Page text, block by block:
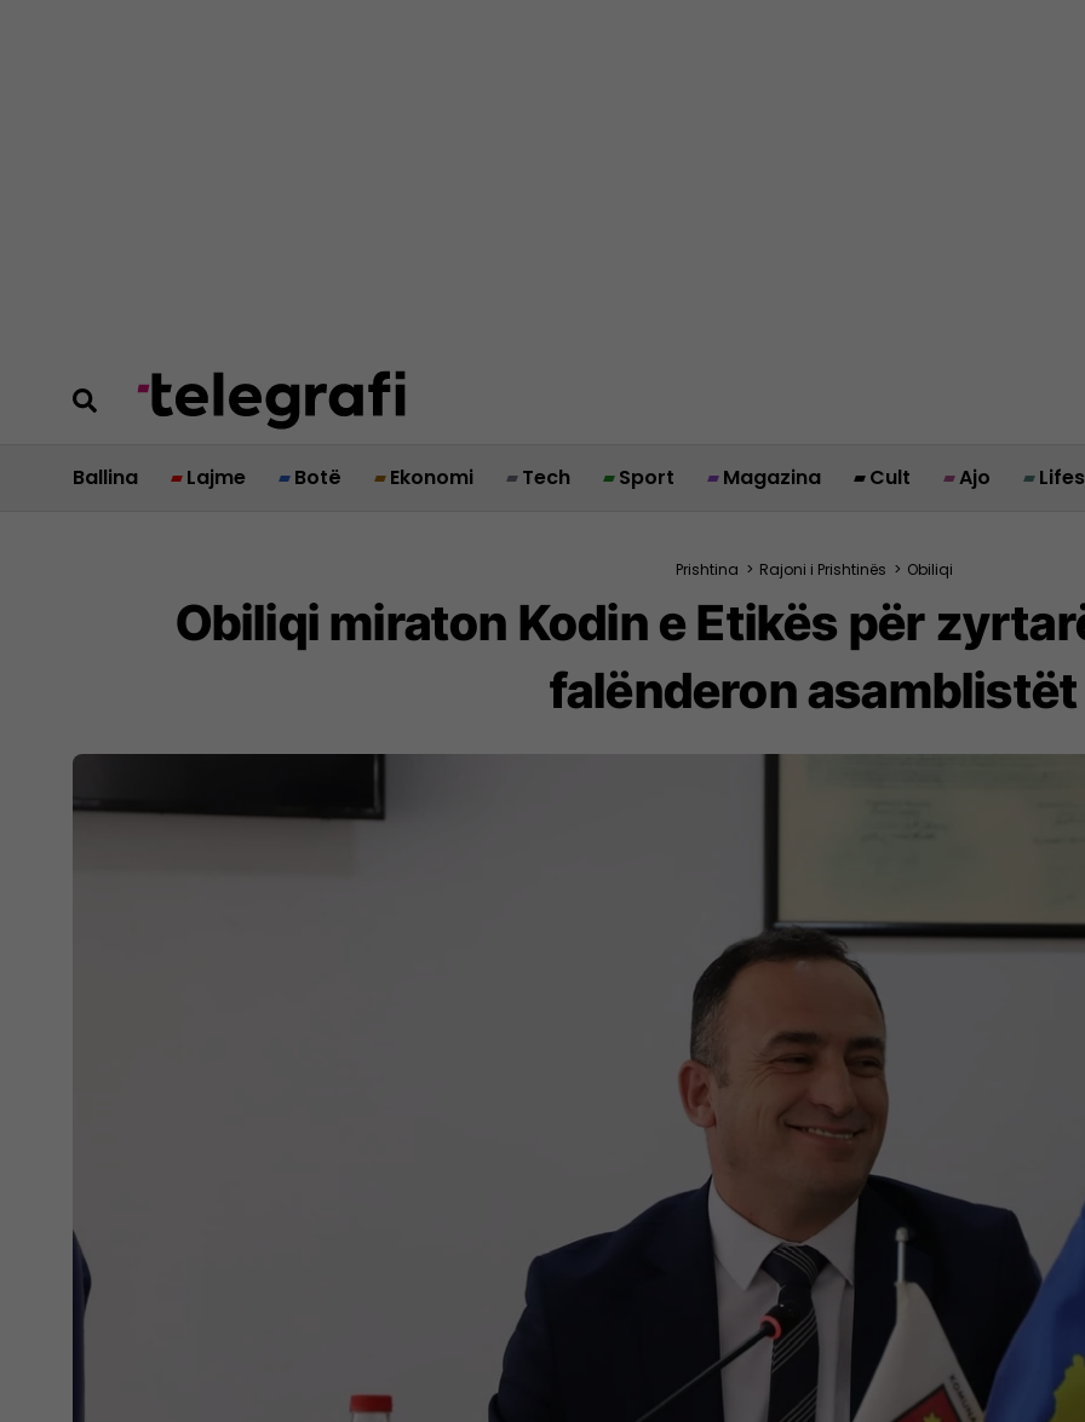
Ballina Lajme Botë Ekonomi Tech Sport Magazina Cult Ajo
Prishtina > Rajoni i Prishtinës > Obiliqi
Obiliqi miraton Kodin e Etikës për
falënderon asamblistët